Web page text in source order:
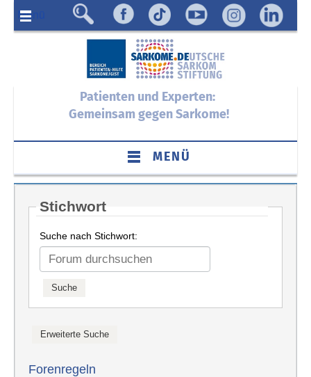
Menü
Patienten und Experten:
Gemeinsam gegen Sarkome!
MENÜ
Stichwort
Suche nach Stichwort:
Forenregeln